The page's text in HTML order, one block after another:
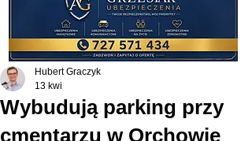
Wybudują parking przy
cmentarzu w Orchowie
Hubert Graczyk
13 kwi